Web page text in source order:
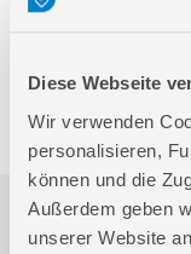
Diese Webseite
Wir verwenden
personalisieren,
können und die
Außerdem geben
unserer Website